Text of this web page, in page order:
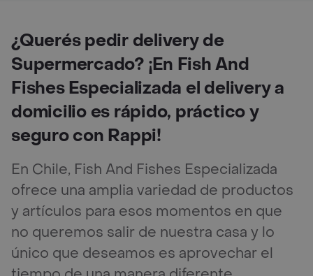
¿Querés pedir delivery de
Supermercado? ¡En Fish And
Fishes Especializada el delivery a
domicilio es rápido, práctico y
seguro con Rappi!
En Chile, Fish And Fishes Especializada
ofrece una amplia variedad de productos
y artículos para esos momentos en que
no queremos salir de nuestra casa y lo
único que deseamos es aprovechar el